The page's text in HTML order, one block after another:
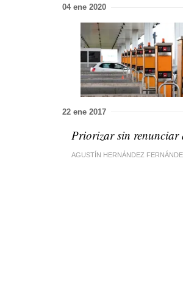
04 ene 2020
22 ene 2017
Priorizar sin renunciar
AGUSTÍN HERNÁNDEZ